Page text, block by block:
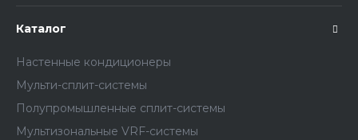
Каталог
Настенные кондиционеры
Мульти-сплит-системы
Полупромышленные сплит-системы
Мультизональные VRF-системы